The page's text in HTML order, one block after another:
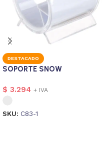
DESTACADO
SOPORTE SNOW
$ 3.294 + IVA
SKU: C83-1